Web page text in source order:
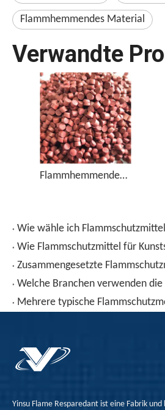
Flammhemmendes Material
Verwandte
Flammhemmendes Masterbatch FRP-750 mit hoher Konzentration an rotem Phosphor
Wie wähle ich
Yinsu Flame Resparedant ist eine Fabrik